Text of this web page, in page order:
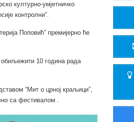
културно-умјетничко
контролни”.
Поповић” премијерно ће
обиљежити 10 година рада
“Мит о црној краљици”,
са фестивалом .